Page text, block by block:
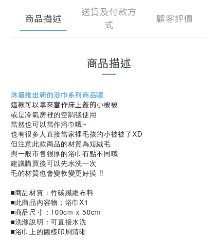
商品描述
送貨及付款方
式
顧客評價
商品描述
沐晨推出新的浴巾系列商品囉
這款可以拿來當作床上蓋的小被被
或是冷氣房裡的空調毯使用
當然也可以當作浴巾哦~
也有很多人直接當家裡毛孩的小被被了XD
但注意此款商品的材質為短絨毛
與一般市售很厚的浴巾有點不同哦
建議購買後可以先水洗一次
毛的材質也會變軟變更好摸 !!
■商品材質：竹碳纖維布料
■此商品內容物：浴巾X1
■商品尺寸：100cm x 50cm
■洗滌說明：可直接水洗
■浴巾上的圖樣印刷清晰